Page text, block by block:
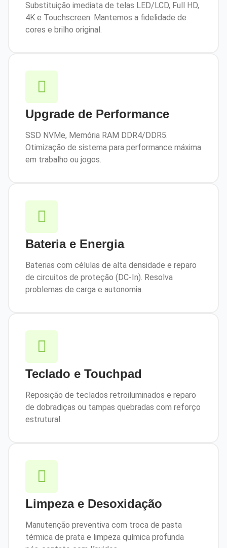
Substituição imediata de telas LED/LCD, Full HD,
4K e Touchscreen. Mantemos a fidelidade de
cores e brilho original.
Upgrade de Performance
SSD NVMe, Memória RAM DDR4/DDR5.
Otimização de sistema para performance máxima
em trabalho ou jogos.
Bateria e Energia
Baterias com células de alta densidade e reparo
de circuitos de proteção (DC-In). Resolva
problemas de carga e autonomia.
Teclado e Touchpad
Reposição de teclados retroiluminados e reparo
de dobradiças ou tampas quebradas com reforço
estrutural.
Limpeza e Desoxidação
Manutenção preventiva com troca de pasta
térmica de prata e limpeza química profunda